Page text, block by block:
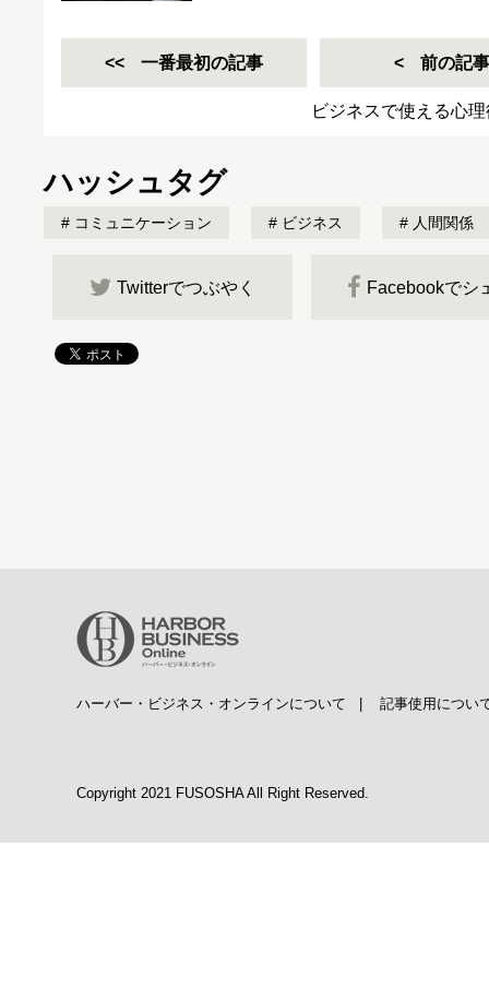
一番最初の記事 前の記事
ビジネスで使える心
ハッシュタグ
コミュニケーション ビジネス 人間関係
Twitterでつぶやく Facebookでシ
ハーバー・ビジネス・オンラインについて 記事使用につい
Copyright 2021 FUSOSHA All Right Reserved.